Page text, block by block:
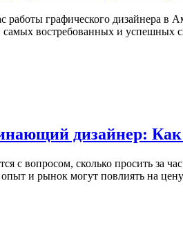
работы графического дизайнера
востребованных и успешных
дизайнер: Как
с вопросом, сколько просить за
и рынок могут повлиять на